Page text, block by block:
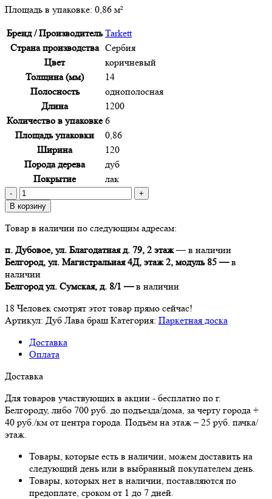
Площадь в упаковке: 0,86 м²
Бренд / Производитель Tarkett
Страна производства Сербия
Цвет
коричневый
Толщина (мм)
14
Полосность
однополосная
Длина
1200
Количество в упаковке 6
Площадь упаковки
0,86
Ширина
120
Порода дерева
дуб
Покрытие
лак
Количество
товара
Паркетная
доска
(Таркетт)
Rumba
(Румба)
Дуб
браш
В корзину
Товар в наличии по следующим адресам:
п. Дубовое, ул. Благодатная д. 79, 2 этаж— в наличии
Белгород, ул. Магистральная 4Д, этаж 2, модуль 85 —в
наличии
Белгород ул. Сумская, д. 8/1 —в наличии
18 Человек смотрят этот товар прямо сейчас!
Артикул: Дуб Лава браш Категория: Паркетная доска
Доставка
Оплата
Доставка
Для товаров участвующих в акции - бесплатно по г.
Белгороду, либо 700 руб. до подъезда/дома, за черту города +
40 руб./км от центра города. Подъём на этаж – 25 руб. пачка/
этаж.
Товары, которые есть в наличии, можем доставить на
следующий день или в выбранный покупателем день.
Товары, которых нет в наличии, поставляются по
предоплате, сроком от 1 до 7 дней.